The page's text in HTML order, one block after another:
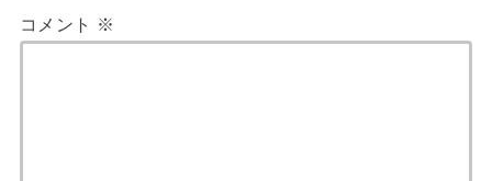
コメント ※